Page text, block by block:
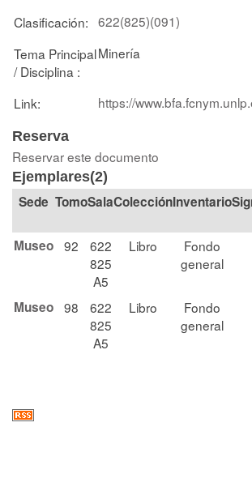
Clasificación: 622(825)(091)
Tema Principal
/ Disciplina :
Minería
Link: https://
Reserva
Reservar este documento
Ejemplares(2)
TomoSalaColección
Museo 92
622
825
A5
Libro
Fondo
general
Museo 98
622
825
A5
Libro
Fondo
general